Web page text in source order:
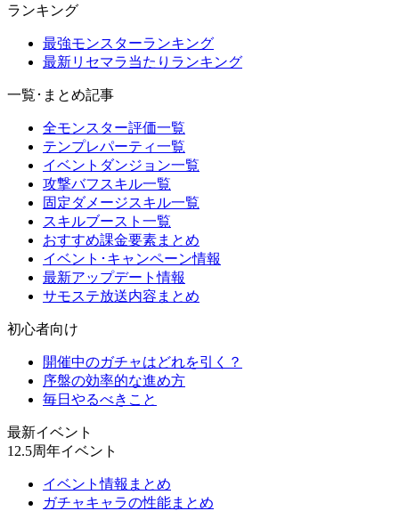
ランキング
最強モンスターランキング
最新リセマラ当たりランキング
一覧･まとめ記事
全モンスター評価一覧
テンプレパーティ一覧
イベントダンジョン一覧
攻撃バフスキル一覧
固定ダメージスキル一覧
スキルブースト一覧
おすすめ課金要素まとめ
イベント･キャンペーン情報
最新アップデート情報
サモステ放送内容まとめ
初心者向け
開催中のガチャはどれを引く？
序盤の効率的な進め方
毎日やるべきこと
最新イベント
12.5周年イベント
イベント情報まとめ
ガチャキャラの性能まとめ